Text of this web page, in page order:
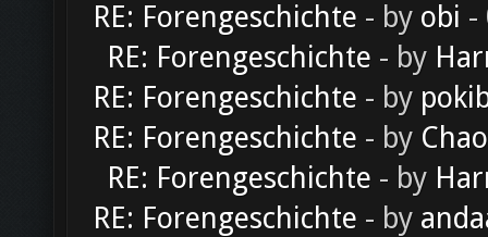
RE: Forengeschichte - by obi -
RE: Forengeschichte - by
RE: Forengeschichte - by
RE: Forengeschichte - by
RE: Forengeschichte - by
RE: Forengeschichte - by